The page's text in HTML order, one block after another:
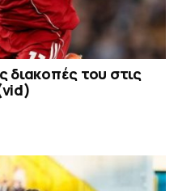
διακοπές του στις